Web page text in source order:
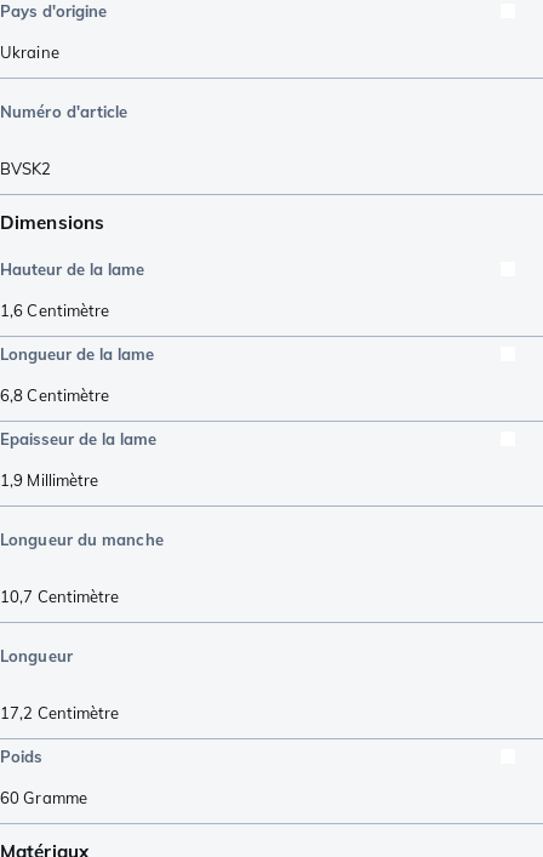
Pays d'origine
Ukraine
Numéro d'article
BVSK2
Dimensions
Hauteur de la lame
1,6Centimètre
Longueur de la lame
6,8Centimètre
Epaisseur de la lame
1,9 Millimètre
Longueur du manche
10,7 Centimètre
Longueur
17,2 Centimètre
Poids
60Gramme
Matériaux